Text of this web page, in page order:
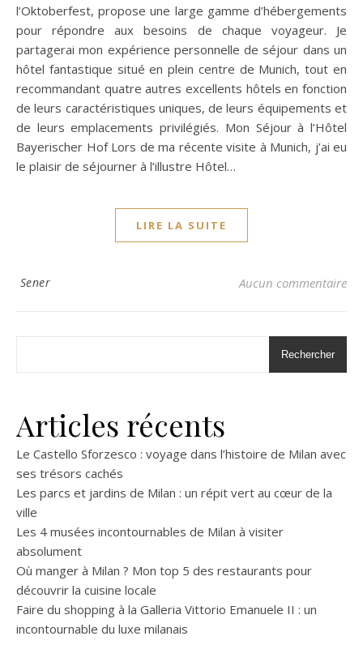
l’Oktoberfest, propose une large gamme d’hébergements
pour répondre aux besoins de chaque voyageur. Je
partagerai mon expérience personnelle de séjour dans un
hôtel fantastique situé en plein centre de Munich, tout en
recommandant quatre autres excellents hôtels en fonction
de leurs caractéristiques uniques, de leurs équipements et
de leurs emplacements privilégiés. Mon Séjour à l’Hôtel
Bayerischer Hof Lors de ma récente visite à Munich, j’ai eu
le plaisir de séjourner à l’illustre Hôtel…
LIRE LA SUITE
Sener Aucun commentaire
Rechercher
Articles récents
Le Castello Sforzesco : voyage dans l’histoire de Milan avec
ses trésors cachés
Les parcs et jardins de Milan : un répit vert au cœur de la
ville
Les 4 musées incontournables de Milan à visiter
absolument
Où manger à Milan ? Mon top 5 des restaurants pour
découvrir la cuisine locale
Faire du shopping à la Galleria Vittorio Emanuele II : un
incontournable du luxe milanais